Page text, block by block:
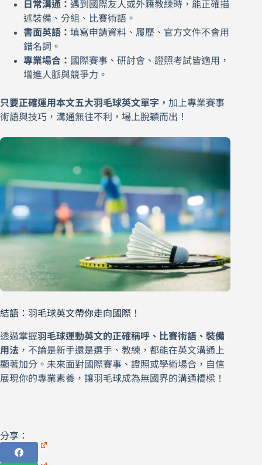
日常溝通： 遇到國際友人或外籍教練時，能正確描
述裝備、分組、比賽術語。
書面英語： 填寫申請資料、履歷、官方文件不會用
錯名詞。
專業場合： 國際賽事、研討會、證照考試皆適用，
增進人脈與競爭力。
只要正確運用本文五大羽毛球英文單字， 加上專業賽事
術語與技巧，溝通無往不利，場上脫穎而出！
結語：羽毛球英文帶你走向國際！
透過掌握羽毛球運動英文的正確稱呼、比賽術語、裝備
用法 ，不論是新手還是選手、教練，都能在英文溝通上
顯著加分。未來面對國際賽事、證照或學術場合，自信
展現你的專業素養，讓羽毛球成為無國界的溝通橋樑！
分享：